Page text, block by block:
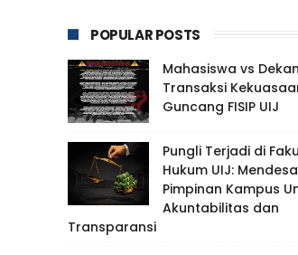
POPULAR POSTS
Mahasiswa vs
Transaksi
Guncang FISIP UIJ
Pungli Terjadi di
Hukum UIJ:
Pimpinan Kampus
Akuntabilitas dan
Transparansi